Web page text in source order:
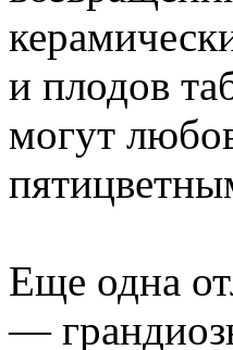
и плодов
могут
Еще одна
—